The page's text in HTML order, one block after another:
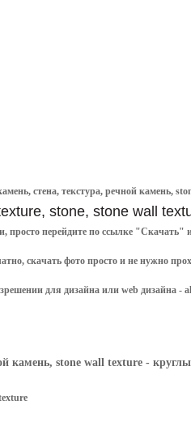
стена, текстура, речной камень,
stone, stone wall
, просто перейдите по ссылке "Скачать"
, скачать фото просто и не нужно
для дизайна или web дизайна -
камень, stone wall texture -